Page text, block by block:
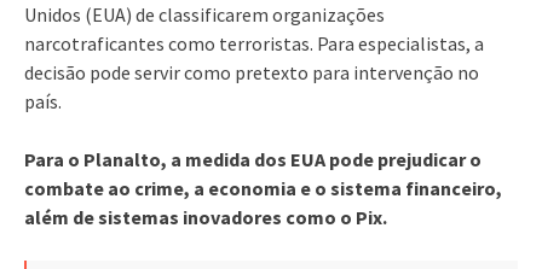
Unidos (EUA) de classificarem organizações
narcotraficantes como terroristas. Para especialistas, a
decisão pode servir como pretexto para intervenção no
país.
Para o Planalto, a medida dos EUA pode prejudicar o
combate ao crime, a economia e o sistema financeiro,
além de sistemas inovadores como o Pix.